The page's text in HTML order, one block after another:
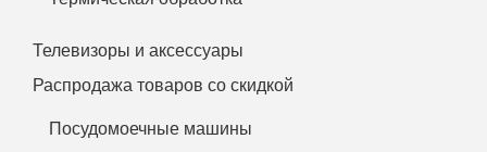
Телевизоры и аксессуары
Распродажа товаров со скидкой
Посудомоечные машины